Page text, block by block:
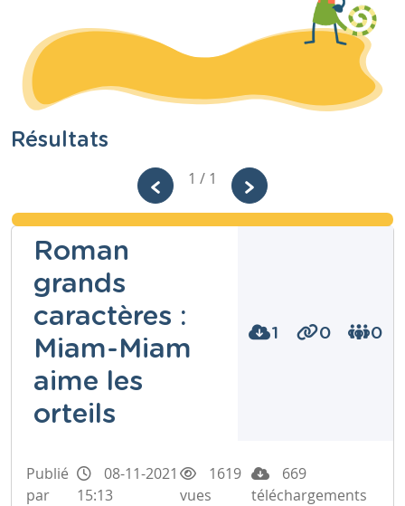
Résultats
1 / 1
Roman
grands
caractères :
Miam-Miam
aime les
orteils
1 0 0
Publié
par
08-11-2021
15:13
1619
vues
669
téléchargements